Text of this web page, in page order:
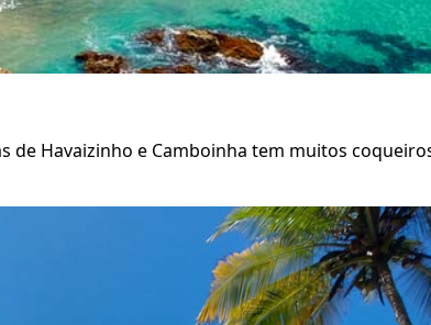
Havaizinho e Camboinha tem muitos